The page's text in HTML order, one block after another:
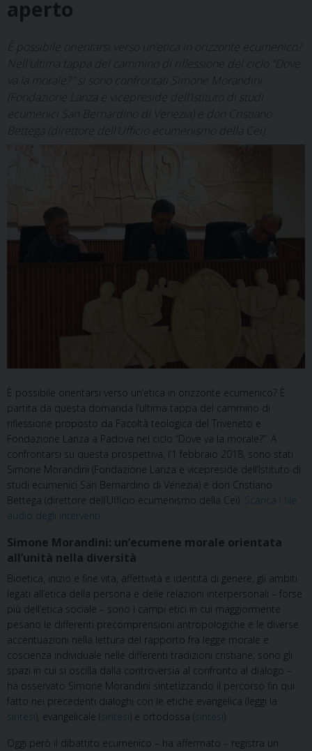
aperto
È possibile orientarsi verso un’etica in orizzonte ecumenico?
Nell'ultima tappa del cammino di riflessione del ciclo “Dove
va la morale?” si sono confrontati Simone Morandini
(Fondazione Lanza e vicepreside dell’Istituto di studi
ecumenici San Bernardino di Venezia) e don Cristiano
Bettega (direttore dell’Ufficio ecumenismo della Cei).
È possibile orientarsi verso un’etica in orizzonte ecumenico? È
partita da questa domanda l’ultima tappa del cammino di
riflessione proposto da Facoltà teologica del Triveneto e
Fondazione Lanza a Padova nel ciclo “Dove va la morale?”. A
confrontarsi su questa prospettiva, l’1 febbraio 2018, sono stati
Simone Morandini (Fondazione Lanza e vicepreside dell’Istituto di
studi ecumenici San Bernardino di Venezia) e don Cristiano
Bettega (direttore dell’Ufficio ecumenismo della Cei). Scarica i file
audio degli interventi.
Simone Morandini: un’ecumene morale orientata
all’unità nella diversità
Bioetica, inizio e fine vita, affettività e identità di genere, gli ambiti
legati all’etica della persona e delle relazioni interpersonali – forse
più dell’etica sociale – sono i campi etici in cui maggiormente
pesano le differenti precomprensioni antropologiche e le diverse
accentuazioni nella lettura del rapporto fra legge morale e
coscienza individuale nelle differenti tradizioni cristiane; sono gli
spazi in cui si oscilla dalla controversia al confronto al dialogo –
ha osservato Simone Morandini sintetizzando il percorso fin qui
fatto nei precedenti dialoghi con le etiche evangelica (leggi la
sintesi), evangelicale (sintesi) e ortodossa (sintesi).
Oggi però il dibattito ecumenico – ha affermato – registra un